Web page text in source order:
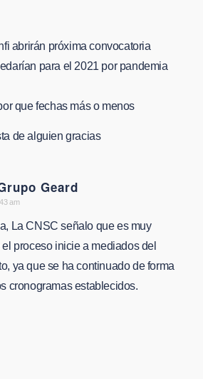
abrirán próxima convocatoria
para el 2021 por pandemia
que fechas más o menos
de alguien gracias
Geard
am
La CNSC señalo que es muy
proceso inicie a mediados del
ya que se ha continuado de forma
cronogramas establecidos.